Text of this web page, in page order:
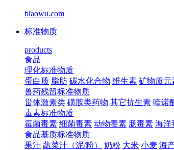
biaowu.com
标准物质
products
食品
理化标准物质
蛋白质 脂肪 碳水化合物 维生素 矿物质元
兽药残留标准物质
甾体激素类 磺胺类药物 其它抗生素 喹诺
毒素标准物质
霉菌毒素 细菌毒素 动物毒素 肠毒素 海洋
食品基质标准物质
果汁 蔬菜汁（泥/粉） 奶粉 大米 小麦 海